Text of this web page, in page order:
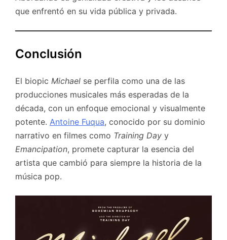
que enfrentó en su vida pública y privada.
Conclusión
El biopic Michael se perfila como una de las
producciones musicales más esperadas de la
década, con un enfoque emocional y visualmente
potente. Antoine Fuqua, conocido por su dominio
narrativo en filmes como Training Day y
Emancipation, promete capturar la esencia del
artista que cambió para siempre la historia de la
música pop.